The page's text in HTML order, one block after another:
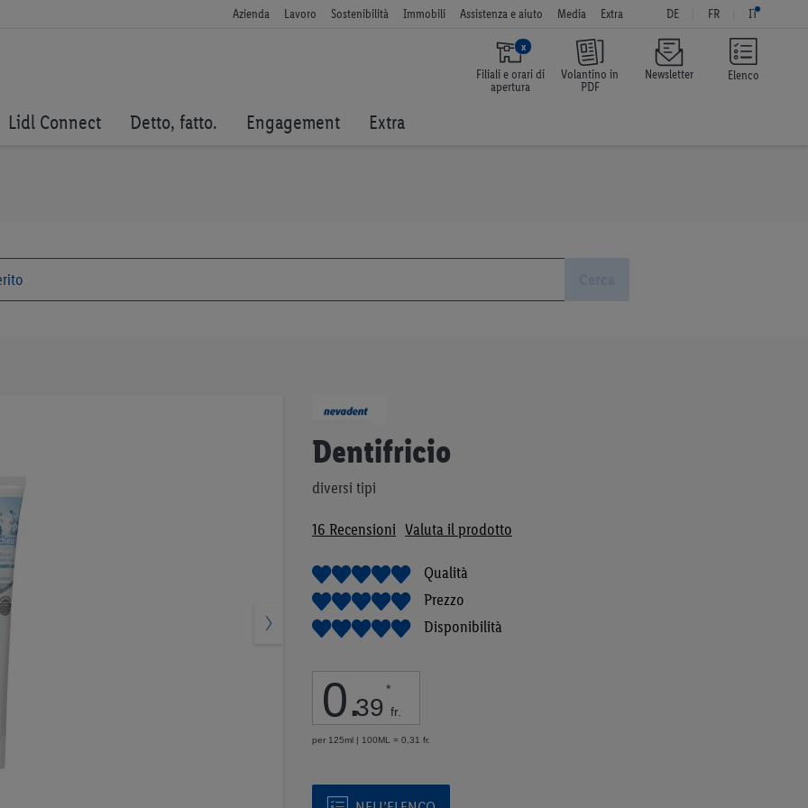
Elenco
Azienda Lavoro Sostenibilità Immobili Assistenza e aiuto Media Extra DE FR IT
x
Filiali e orari di
apertura
Volantino in
PDF
Newsletter
Lidl Connect Detto, fatto. Engagement Extra
Dentifricio
diversi tipi
16 Recensioni Valuta il prodotto
Qualità
Prezzo
Disponibilità
0.39
*
fr.
per 125ml | 100ML = 0,31 fr.
all'inizio
galleria
immagini